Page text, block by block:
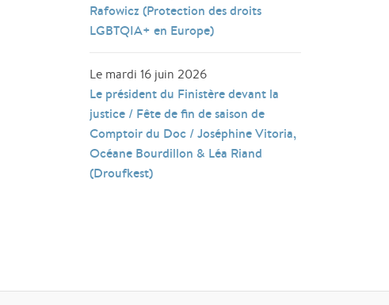
Rafowicz (Protection des droits
LGBTQIA+ en Europe)
Le mardi 16 juin 2026
Le président du Finistère devant la
justice / Fête de fin de saison de
Comptoir du Doc / Joséphine Vitoria,
Océane Bourdillon & Léa Riand
(Droufkest)